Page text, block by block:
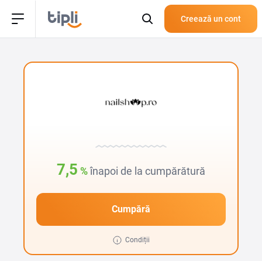
Creează un cont
7,5 %înapoi de la cumpărătură
Cumpără
Condiții